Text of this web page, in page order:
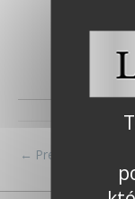
kilkakrotnie
materiałem
wykonać
← Previous FAQ